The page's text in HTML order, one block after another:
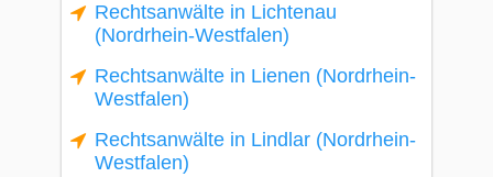
Rechtsanwälte in Lichtenau
(Nordrhein-Westfalen)
Rechtsanwälte in Lienen (Nordrhein-
Westfalen)
Rechtsanwälte in Lindlar (Nordrhein-
Westfalen)